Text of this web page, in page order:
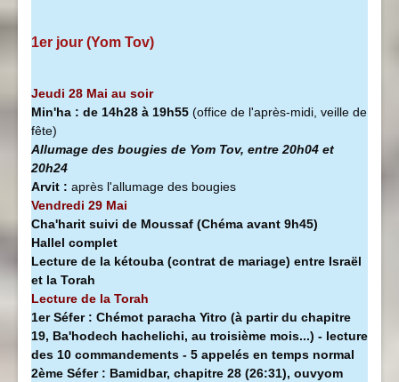
1er jour (Yom Tov)
Jeudi 28 Mai au soir
Min'ha : de 14h28 à 19h55 (office de l'après-midi, veille de
fête)
Allumage des bougies de Yom Tov, entre 20h04 et
20h24
Arvit : après l'allumage des bougies
Vendredi 29 Mai
Cha'harit suivi de Moussaf (Chéma avant 9h45)
Hallel complet
Lecture de la kétouba (contrat de mariage) entre Israël
et la Torah
Lecture de la Torah
1er Séfer : Chémot paracha Yitro (à partir du chapitre
19, Ba'hodech hachelichi, au troisième mois...) - lecture
des 10 commandements - 5 appelés en temps normal
2ème Séfer : Bamidbar, chapitre 28 (26:31), ouvyom